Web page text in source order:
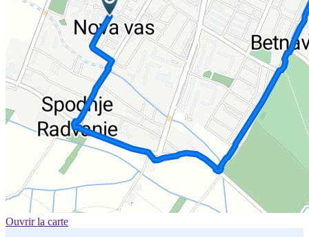
Ouvrir la carte